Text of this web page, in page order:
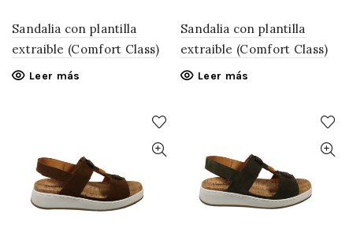
Sandalia con plantilla
extraible (Comfort Class)
Leer más
Sandalia con plantilla
extraible (Comfort Class)
Leer más